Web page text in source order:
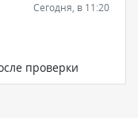
Сегодня, в 11:20
проверки